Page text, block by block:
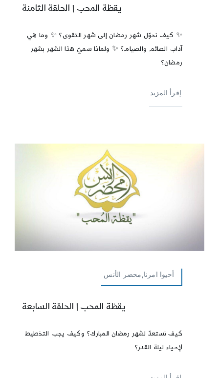
يقظة المحب | الحلقة الثامنة
✨ كيف نحوّل شهر رمضان إلى شهر التقوى؟ ✨ وما هي
آداب الصائم والصيام؟ ✨ ولماذا سميّ هذا الشهر بشهر
رمضان؟
إقرأ المزيد
أحيوا امرنا,محضر الأنس
يقظة المحب | الحلقة السابعة
كيف نستعدّ لشهر رمضان المبارك؟ وكيف يجب التخطيط
لإحياء ليلة القدر؟